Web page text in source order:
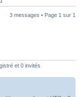
3 messages • Page 1 sur 1
et 0 invités